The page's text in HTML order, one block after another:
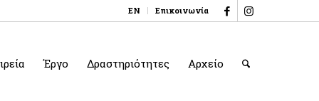
EN Επικοινωνία
Έργο Δραστηριότητες Αρχείο